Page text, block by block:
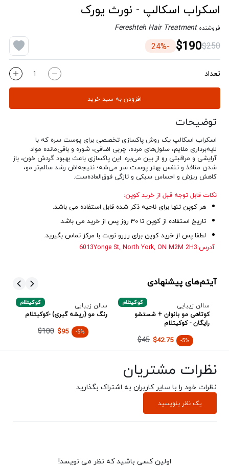
اسکراب اسکالپ - نورث یورک
فروشنده Fereshteh Hair Treatment
$250
$190
-24%
تعداد
افزودن به سبد خرید
توضیحات
اسکراب اسکالپ یک روش پاکسازی تخصصی برای پوست سره که با
لایه‌برداری ملایم، سلول‌های مرده، چربی اضافی، شوره و باقی‌مانده مواد
آرایشی و مراقبتی رو از بین می‌بره. این پاکسازی باعث بهبود گردش خون، باز
شدن منافذ و تنفس بهتر پوست سر می‌شه؛ نتیجه‌اش رشد سالم‌تر مو،
کاهش ریزش و احساس سبکی و تازگی فوق‌العاده‌ست.
نکات قابل توجه قبل از خرید کوپن:
هر کوپن تنها برای ناحیه ذکر شده قابل استفاده می باشد.
تاریخ استفاده از کوپن تا ۳۰ روز پس از خرید می باشد.
لطفا پس از خرید کوپن برای رزرو نوبت با مرکز تماس بگیرید.
آدرس:
6013Yonge St, North York, ON M2M 2H3
آیتم‌های پیشنهادی
کوکیتلام
سالن زیبایی
کوتاهی مو بانوان + شستشو
رایگان - کوکیتلام
$45 $42.75 -5%
کوکیتلام
سالن زیبایی
رنگ مو (ریشه گیری) -کوکیتلام
$100 $95 -5%
نظرات مشتریان
نظرات خود را با سایر کاربران به اشتراک بگذارید
یک نظر بنویسید
اولین کسی باشید که نظر می نویسد!